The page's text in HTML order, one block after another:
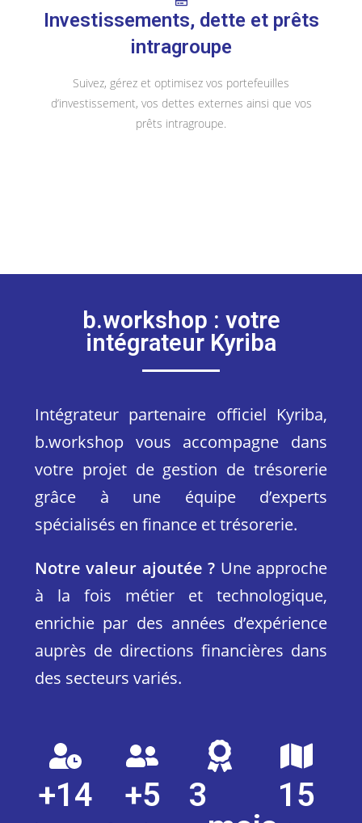
Investissements, dette et prêts
intragroupe
Suivez, gérez et optimisez vos portefeuilles
d’investissement, vos dettes externes ainsi que vos
prêts intragroupe.
b.workshop : votre
intégrateur Kyriba
Intégrateur partenaire officiel Kyriba,
b.workshop vous accompagne dans
votre projet de gestion de trésorerie
grâce à une équipe d’experts
spécialisés en finance et trésorerie.
Notre valeur ajoutée ? Une approche
à la fois métier et technologique,
enrichie par des années d’expérience
auprès de directions financières dans
des secteurs variés.
+14 +5
3
15